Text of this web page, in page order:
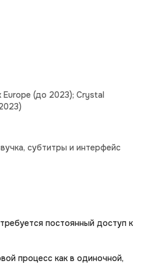
Europe (до 2023); Crystal
субтитры и интерфейс
постоянный доступ к
процесс как в одиночной,